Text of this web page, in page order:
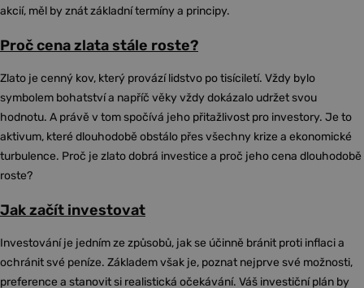
akcií, měl by znát základní termíny a principy.
Proč cena zlata stále roste?
Zlato je cenný kov, který provází lidstvo po tisíciletí. Vždy bylo
symbolem bohatství a napříč věky vždy dokázalo udržet svou
hodnotu. A právě v tom spočívá jeho přitažlivost pro investory. Je to
aktivum, které dlouhodobě obstálo přes všechny krize a ekonomické
turbulence. Proč je zlato dobrá investice a proč jeho cena dlouhodobě
roste?
Jak začít investovat
Investování je jedním ze způsobů, jak se účinně bránit proti inflaci a
ochránit své peníze. Základem však je, poznat nejprve své možnosti,
preference a stanovit si realistická očekávání. Váš investiční plán by